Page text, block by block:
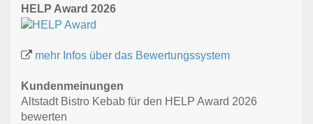
HELP Award 2026
mehr Infos über das Bewertungssystem
Kundenmeinungen
Altstadt Bistro Kebab für den HELP Award 2026
bewerten